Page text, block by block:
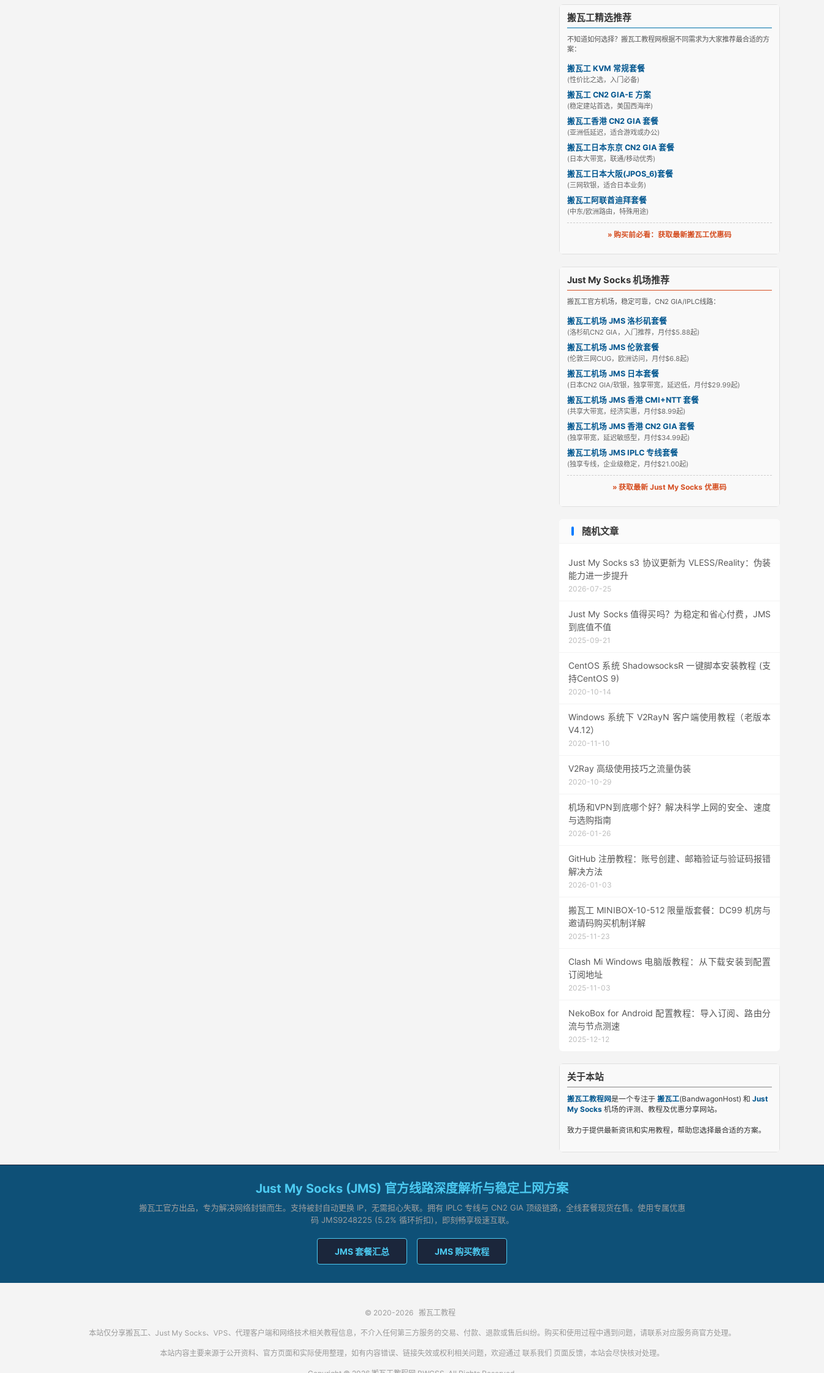
搬瓦工精选推荐
不知道如何选择？搬瓦工教程网根据不同需求为大家推荐最合适的方
案：
搬瓦工 KVM 常规套餐
(性价比之选，入门必备)
搬瓦工 CN2 GIA-E 方案
(稳定建站首选，美国西海岸)
搬瓦工香港 CN2 GIA 套餐
(亚洲低延迟，适合游戏或办公)
搬瓦工日本东京 CN2 GIA 套餐
(日本大带宽，联通/移动优秀)
搬瓦工日本大阪(JPOS_6)套餐
(三网软银，适合日本业务)
搬瓦工阿联酋迪拜套餐
(中东/欧洲路由，特殊用途)
» 购买前必看：获取最新搬瓦工优惠码
Just My Socks 机场推荐
搬瓦工官方机场，稳定可靠，CN2 GIA/IPLC线路：
搬瓦工机场 JMS 洛杉矶套餐
(洛杉矶CN2 GIA，入门推荐，月付$5.88起)
搬瓦工机场 JMS 伦敦套餐
(伦敦三网CUG，欧洲访问，月付$6.8起)
搬瓦工机场 JMS 日本套餐
(日本CN2 GIA/软银，独享带宽，延迟低，月付$29.99起)
搬瓦工机场 JMS 香港 CMI+NTT 套餐
(共享大带宽，经济实惠，月付$8.99起)
搬瓦工机场 JMS 香港 CN2 GIA 套餐
(独享带宽，延迟敏感型，月付$34.99起)
搬瓦工机场 JMS IPLC 专线套餐
(独享专线，企业级稳定，月付$21.00起)
» 获取最新 Just My Socks 优惠码
随机文章
Just My Socks s3 协议更新为 VLESS/Reality：伪装
能力进一步提升
2026-07-25
Just My Socks 值得买吗？为稳定和省心付费，JMS
到底值不值
2025-09-21
CentOS 系统 ShadowsocksR 一键脚本安装教程 (支
持CentOS 9)
2020-10-14
Windows 系统下 V2RayN 客户端使用教程（老版本
V4.12）
2020-11-10
V2Ray 高级使用技巧之流量伪装
2020-10-29
机场和VPN到底哪个好？解决科学上网的安全、速度
与选购指南
2026-01-26
GitHub 注册教程：账号创建、邮箱验证与验证码报错
解决方法
2026-01-03
搬瓦工 MINIBOX-10-512 限量版套餐：DC99 机房与
邀请码购买机制详解
2025-11-23
Clash Mi Windows 电脑版教程：从下载安装到配置
订阅地址
2025-11-03
NekoBox for Android 配置教程：导入订阅、路由分
流与节点测速
2025-12-12
关于本站
搬瓦工教程网是一个专注于 搬瓦工(BandwagonHost) 和 Just
My Socks 机场的评测、教程及优惠分享网站。
致力于提供最新资讯和实用教程，帮助您选择最合适的方案。
Just My Socks (JMS) 官方线路深度解析与稳定上网方案
搬瓦工官方出品，专为解决网络封锁而生。支持被封自动更换 IP，无需担心失联。拥有 IPLC 专线与 CN2 GIA 顶级链路，全线套餐现货在售。使用专属优惠
码 JMS9248225 (5.2% 循环折扣)，即刻畅享极速互联。
JMS 套餐汇总 JMS 购买教程
© 2020-2026 搬瓦工教程
本站仅分享搬瓦工、Just My Socks、VPS、代理客户端和网络技术相关教程信息，不介入任何第三方服务的交易、付款、退款或售后纠纷。购买和使用过程中遇到问题，请联系对应服务商官方处理。
本站内容主要来源于公开资料、官方页面和实际使用整理，如有内容错误、链接失效或权利相关问题，欢迎通过 联系我们 页面反馈，本站会尽快核对处理。